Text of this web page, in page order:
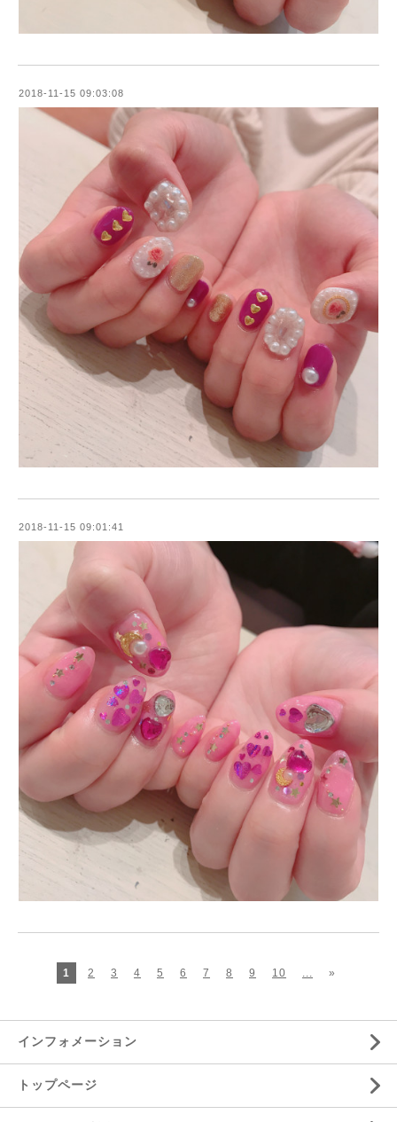
2018-11-15 09:03:08
2018-11-15 09:01:41
1 2 3 4 5 6 7 8 9 10 ... »
インフォメーション
トップページ